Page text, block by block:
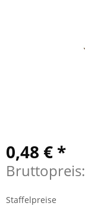
0,48 € *
Staffelpreise